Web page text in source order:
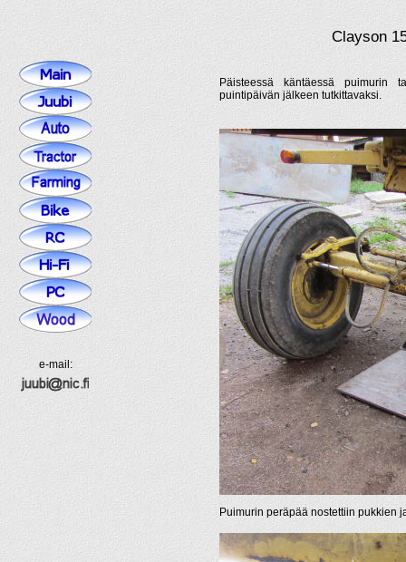
e-mail:
Clayson
Päisteessä käntäessä puimurin
puintipäivän jälkeen tutkittavaksi.
Puimurin peräpää nostettiin pukkien